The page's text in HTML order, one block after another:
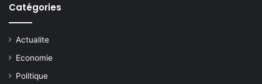
Catégories
Actualite
Economie
Politique